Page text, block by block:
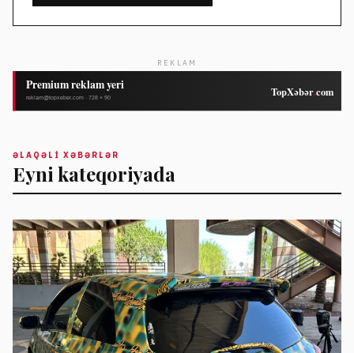
REKLAM
ƏLAQƏLI XƏBƏRLƏR
Eyni kateqoriyada